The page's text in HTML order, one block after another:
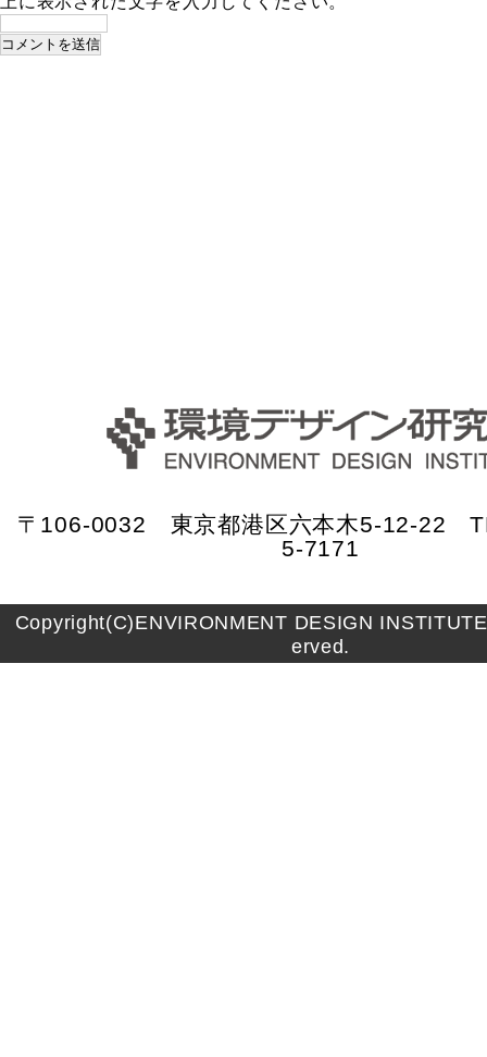
〒106-0032 東京都港区六本木5-12-22
5-7171
Copyright(C)ENVIRONMENT DESIGN
erved.